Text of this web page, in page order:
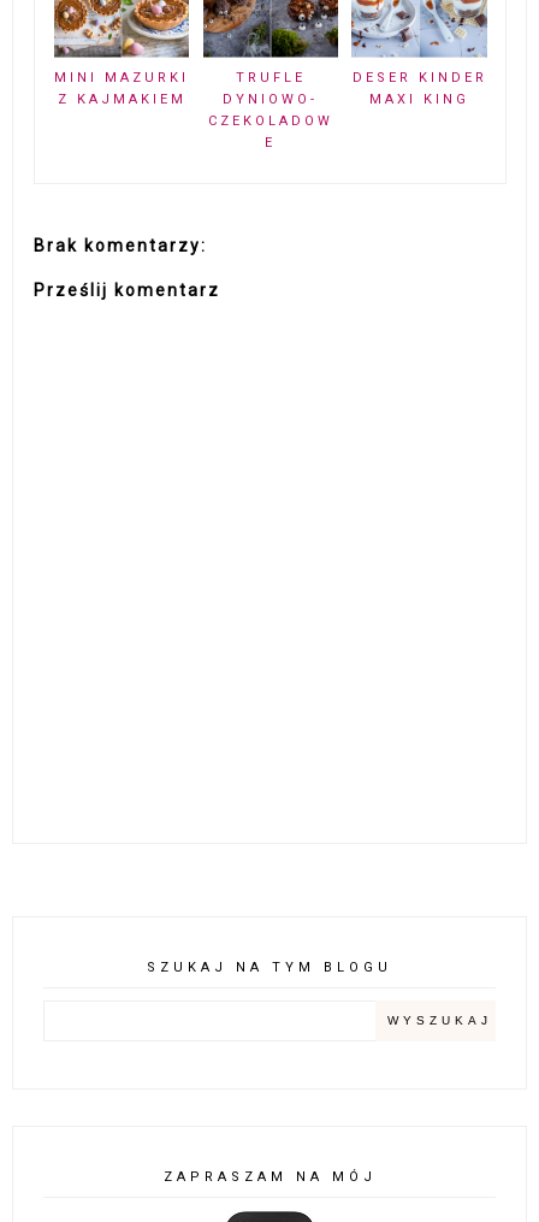
MINI MAZURKI
Z KAJMAKIEM
TRUFLE
DYNIOWO-
CZEKOLADOW
E
DESER KINDER
MAXI KING
Brak komentarzy:
Prześlij komentarz
SZUKAJ NA TYM BLOGU
ZAPRASZAM NA MÓJ